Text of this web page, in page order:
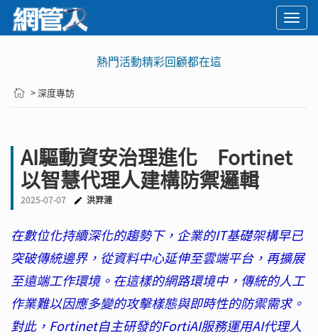
熱門活動精彩回顧都在這
> 深度專訪
AI驅動資安治理進化 Fortinet
以智慧代理人建構防禦邏輯
2025-07-07 洪羿漣
在數位化持續深化的趨勢下，企業的IT基礎架構早已
突破傳統邊界，從資料中心延伸至雲端平台，再擴展
至遠端工作環境。在這樣的網路環境中，傳統的人工
作業難以因應多變的攻擊樣態與即時性的防禦需求。
對此，Fortinet自主研發的FortiAI服務運用AI代理人